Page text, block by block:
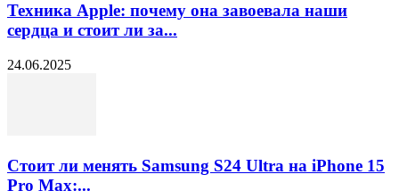
Техника Apple: почему она завоевала наши
сердца и стоит ли за...
24.06.2025
Стоит ли менять Samsung S24 Ultra на iPhone 15
Pro Max:...